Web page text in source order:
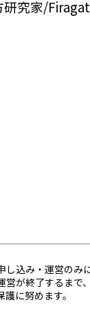
家/
込み・運営のみ
が終了するまで、
に努めます。